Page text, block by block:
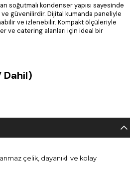
soğutmalı kondenser yapısı sayesinde
güvenilirdir. Dijital kumanda paneliyle
ve izlenebilir. Kompakt ölçüleriyle
ve catering alanları için ideal bir
Dahil)
çelik, dayanıklı ve kolay